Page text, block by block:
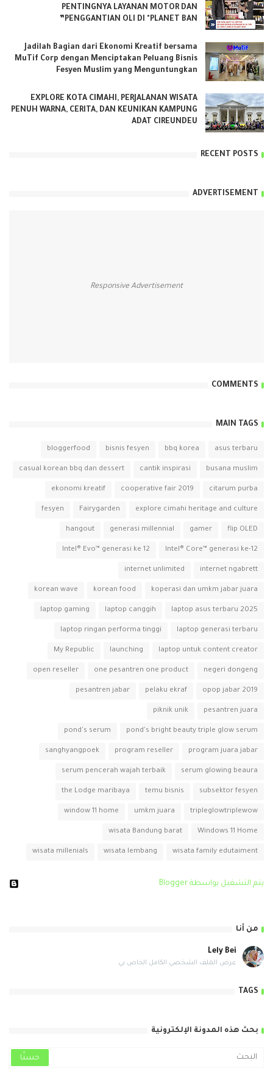
PENTINGNYA LAYANAN MOTOR DAN
PENGGANTIAN OLI DI "PLANET BAN”
Jadilah Bagian dari Ekonomi Kreatif bersama
MuTif Corp dengan Menciptakan Peluang Bisnis
Fesyen Muslim yang Menguntungkan
EXPLORE KOTA CIMAHI, PERJALANAN WISATA
PENUH WARNA, CERITA, DAN KEUNIKAN KAMPUNG
ADAT CIREUNDEU
RECENT POSTS
ADVERTISEMENT
Responsive Advertisement
COMMENTS
MAIN TAGS
asus terbaru
bbq korea
bisnis fesyen
bloggerfood
busana muslim
cantik inspirasi
casual korean bbq dan dessert
citarum purba
cooperative fair 2019
ekonomi kreatif
explore cimahi heritage and culture
Fairygarden
fesyen
flip OLED
gamer
generasi millennial
hangout
Intel® Core™ generasi ke-12
Intel® Evo™ generasi ke 12
internet ngabrett
internet unlimited
koperasi dan umkm jabar juara
korean food
korean wave
laptop asus terbaru 2025
laptop canggih
laptop gaming
laptop generasi terbaru
laptop ringan performa tinggi
laptop untuk content creator
launching
My Republic
negeri dongeng
one pesantren one product
open reseller
opop jabar 2019
pelaku ekraf
pesantren jabar
pesantren juara
piknik unik
pond's bright beauty triple glow serum
pond's serum
program juara jabar
program reseller
sanghyangpoek
serum glowing beaura
serum pencerah wajah terbaik
subsektor fesyen
temu bisnis
the Lodge maribaya
tripleglowtriplewow
umkm juara
window 11 home
Windows 11 Home
wisata Bandung barat
wisata family edutaiment
wisata lembang
wisata millenials
‏يتم التشغيل بواسطة Blogger
من أنا
Lely Bei
عرض الملف الشخصي الكامل الخاص بي
TAGS
بحث هذه المدونة الإلكترونية